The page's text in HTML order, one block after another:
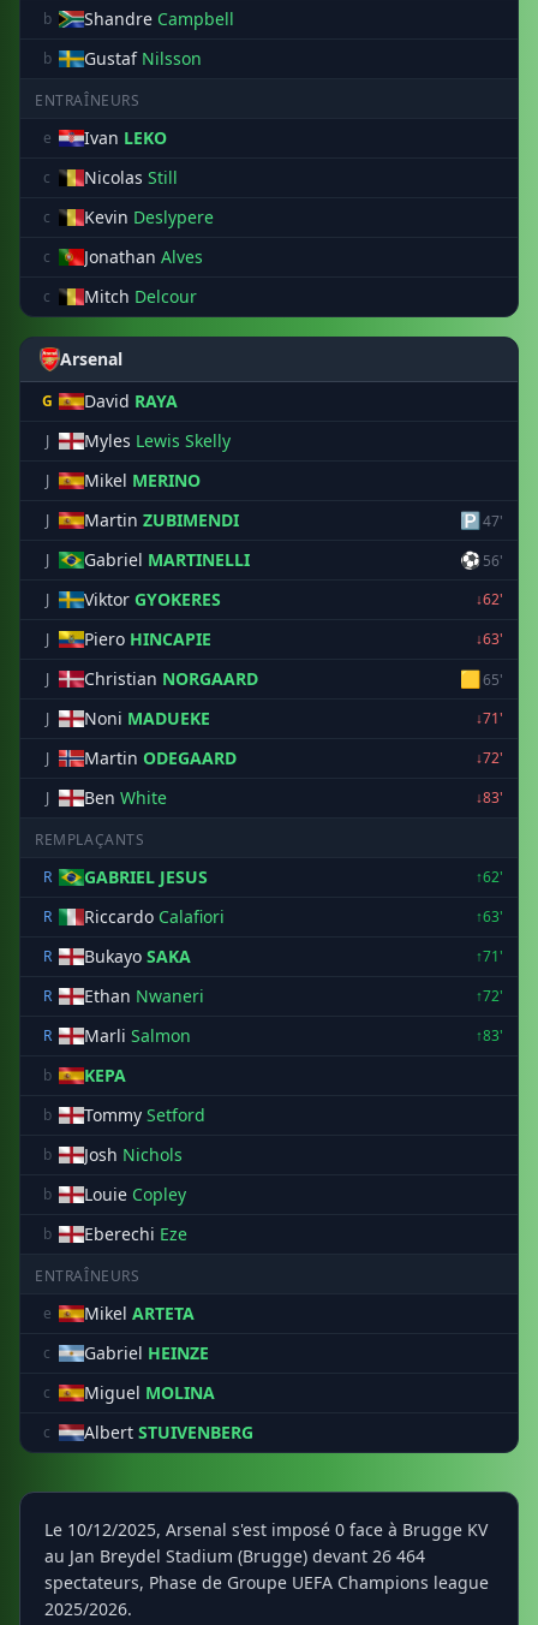
b Shandre Campbell
b Gustaf Nilsson
ENTRAÎNEURS
e
Ivan LEKO
c Nicolas Still
c Kevin Deslypere
c Jonathan Alves
c Mitch Delcour
Arsenal
G David RAYA
J Myles Lewis Skelly
J Mikel MERINO
J Martin ZUBIMENDI 🅿47'
J
Gabriel MARTINELLI ⚽ 56'
J
Viktor GYOKERES
↓62'
J
Piero HINCAPIE
↓63'
J
Christian NORGAARD 🟨65'
J
Noni MADUEKE
↓71'
J
Martin ODEGAARD
↓72'
J
Ben White ↓83'
REMPLAÇANTS
R
GABRIEL JESUS
↑62'
R
Riccardo Calafiori
↑63'
R
Bukayo SAKA
↑71'
R
Ethan Nwaneri
↑72'
R
Marli Salmon
↑83'
b
KEPA
b Tommy Setford
b Josh Nichols
b Louie Copley
b Eberechi Eze
ENTRAÎNEURS
e
Mikel ARTETA
c Gabriel HEINZE
c Miguel MOLINA
c Albert STUIVENBERG
Le 10/12/2025, Arsenal s'est imposé 0 face à Brugge KV
au Jan Breydel Stadium (Brugge) devant 26 464
spectateurs, Phase de Groupe UEFA Champions league
2025/2026.